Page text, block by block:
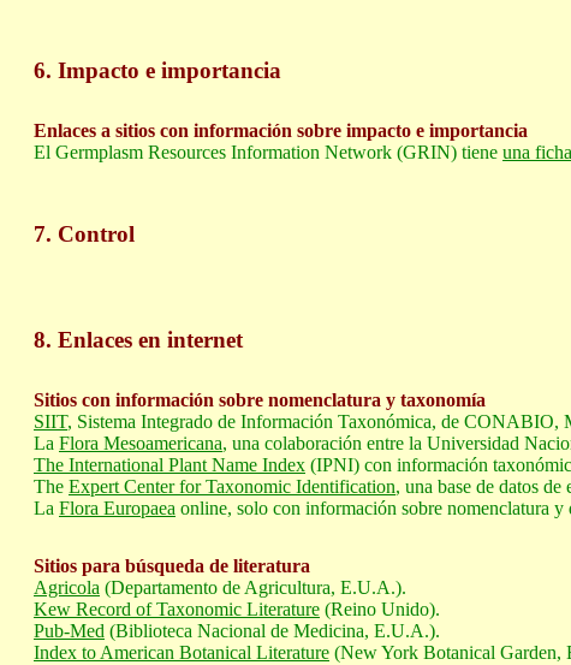
6. Impacto e importancia
Enlaces a sitios con información sobre impacto e importancia
El Germplasm Resources Information Network (GRIN) tiene una
7. Control
8. Enlaces en internet
Sitios con información sobre nomenclatura y taxonomía
SIIT, Sistema Integrado de Información Taxonómica, de CONABIO,
La Flora Mesoamericana, una colaboración entre la Universidad
The International Plant Name Index (IPNI) con información
The Expert Center for Taxonomic Identification, una base de datos
La Flora Europaea online, solo con información sobre nomenclatura y
Sitios para búsqueda de literatura
Agricola (Departamento de Agricultura, E.U.A.).
Kew Record of Taxonomic Literature (Reino Unido).
Pub-Med (Biblioteca Nacional de Medicina, E.U.A.).
Index to American Botanical Literature (New York Botanical Garden,